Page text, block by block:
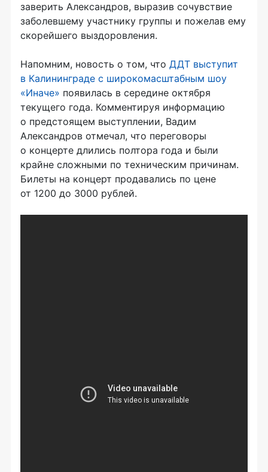
заверить Александров, выразив сочувствие
заболевшему участнику группы и пожелав ему
скорейшего выздоровления.
Напомним, новость о том, что ДДТ выступит
в Калининграде с широкомасштабным шоу
«Иначе» появилась в середине октября
текущего года. Комментируя информацию
о предстоящем выступлении, Вадим
Александров отмечал, что переговоры
о концерте длились полтора года и были
крайне сложными по техническим причинам.
Билеты на концерт продавались по цене
от 1200 до 3000 рублей.